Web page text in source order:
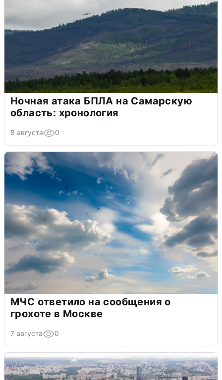
Ночная атака БПЛА на Самарскую
область: хронология
8 августа 0
МЧС ответило на сообщения о
грохоте в Москве
7 августа 0